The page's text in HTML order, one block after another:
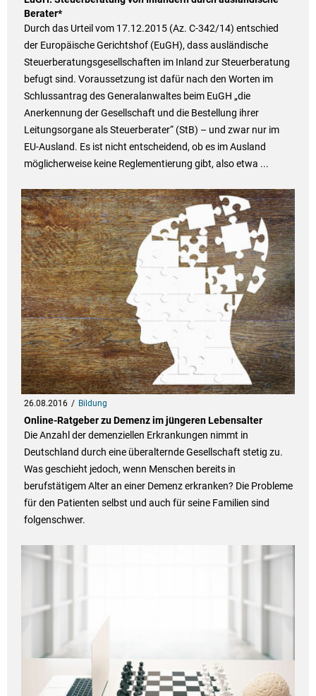
Berater*
Durch das Urteil vom 17.12.2015 (Az. C-342/14) entschied
der Europäische Gerichtshof (EuGH), dass ausländische
Steuerberatungsgesellschaften im Inland zur Steuerberatung
befugt sind. Voraussetzung ist dafür nach den Worten im
Schlussantrag des Generalanwaltes beim EuGH „die
Anerkennung der Gesellschaft und die Bestellung ihrer
Leitungsorgane als Steuerberater“ (StB) – und zwar nur im
EU-Ausland. Es ist nicht entscheidend, ob es im Ausland
möglicherweise keine Reglementierung gibt, also etwa ...
26.08.2016 Bildung
Online-Ratgeber zu Demenz im jüngeren Lebensalter
Die Anzahl der demenziellen Erkrankungen nimmt in
Deutschland durch eine überalternde Gesellschaft stetig zu.
Was geschieht jedoch, wenn Menschen bereits in
berufstätigem Alter an einer Demenz erkranken? Die Probleme
für den Patienten selbst und auch für seine Familien sind
folgenschwer.